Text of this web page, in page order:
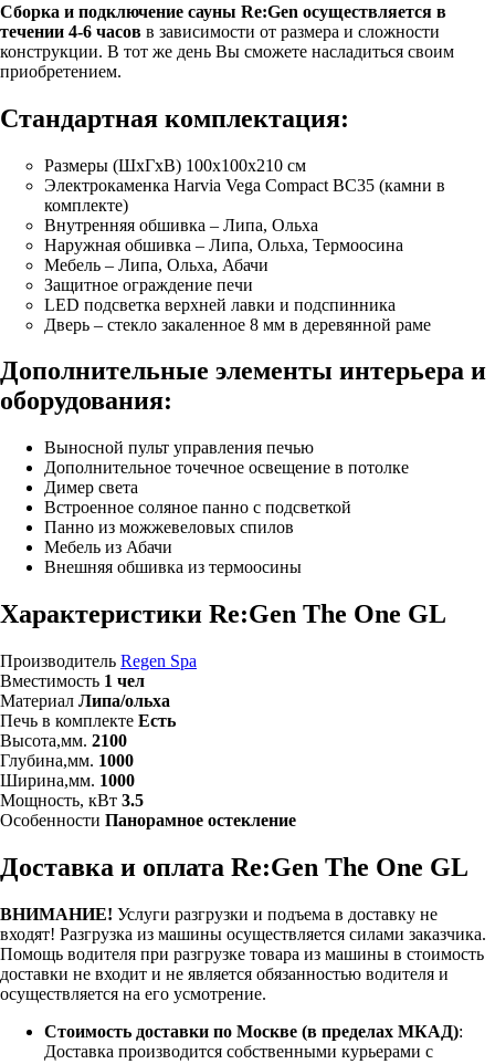
Сборка и подключение сауны Re:Gen осуществляется в
течении 4-6 часов в зависимости от размера и сложности
конструкции. В тот же день Вы сможете насладиться своим
приобретением.
Стандартная комплектация:
Размеры (ШхГхВ) 100х100х210 см
Электрокаменка Harvia Vega Compact BC35 (камни в
комплекте)
Внутренняя обшивка – Липа, Ольха
Наружная обшивка – Липа, Ольха, Термоосина
Мебель – Липа, Ольха, Абачи
Защитное ограждение печи
LED подсветка верхней лавки и подспинника
Дверь – стекло закаленное 8 мм в деревянной раме
Дополнительные элементы интерьера и
оборудования:
Выносной пульт управления печью
Дополнительное точечное освещение в потолке
Димер света
Встроенное соляное панно с подсветкой
Панно из можжевеловых спилов
Мебель из Абачи
Внешняя обшивка из термоосины
Характеристики Re:Gen The One GL
Производитель Regen Spa
Вместимость 1 чел
Материал Липа/ольха
Печь в комплекте Есть
Высота,мм. 2100
Глубина,мм. 1000
Ширина,мм. 1000
Мощность, кВт 3.5
Особенности Панорамное остекление
Доставка и оплата Re:Gen The One GL
ВНИМАНИЕ! Услуги разгрузки и подъема в доставку не
входят! Разгрузка из машины осуществляется силами заказчика.
Помощь водителя при разгрузке товара из машины в стоимость
доставки не входит и не является обязанностью водителя и
осуществляется на его усмотрение.
Стоимость доставки по Москве (в пределах МКАД):
Доставка производится собственными курьерами с